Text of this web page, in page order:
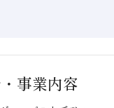
事業内容